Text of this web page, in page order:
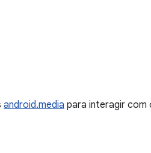
android.media para interagir com